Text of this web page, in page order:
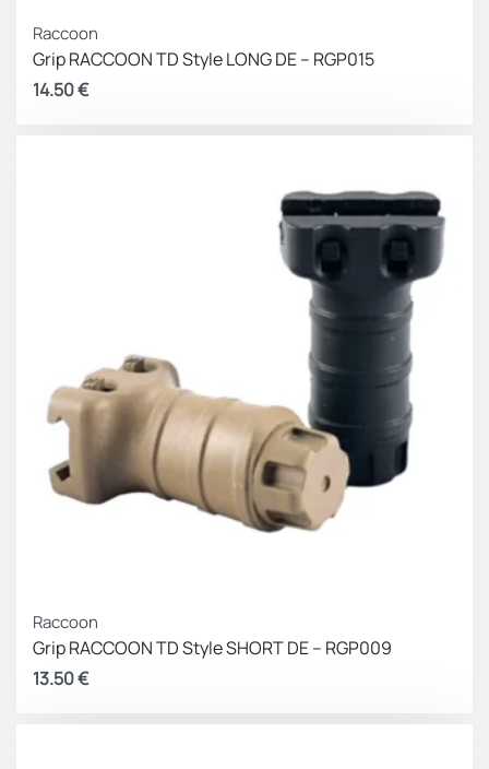
Raccoon
Grip RACCOON TD Style LONG DE – RGP015
14.50€
Raccoon
Grip RACCOON TD Style SHORT DE – RGP009
13.50€